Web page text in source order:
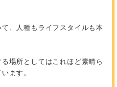
、人種もライフスタイルも本
場所としてはこれほど素晴ら
ます。